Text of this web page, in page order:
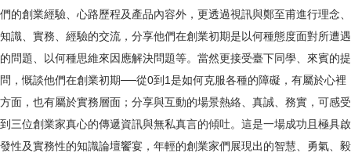
們的創業經驗、心路歷程及產品內容外，更透過視訊與鄭至甫進行理念、
知識、實務、經驗的交流，分享他們在創業初期是以何種態度面對所遭遇
的問題、以何種思維來因應解決問題等。當然更接受臺下同學、來賓的提
問，慨談他們在創業初期──從0到1是如何克服各種的障礙，有屬於心裡
方面，也有屬於實務層面；分享與互動的場景熱絡、真誠、務實，可感受
到三位創業家真心的傳遞資訊與無私真言的傾吐。這是一場成功且極具啟
發性及實務性的知識論壇饗宴，年輕的創業家們展現出的智慧、勇氣、毅